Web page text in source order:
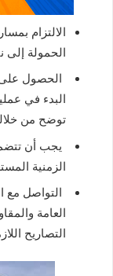
الالتزام
الحمولة إلى
الحصول على
البدء في
توضح من
يجب أن
الزمنية
التواصل مع
العامة
التصاريح